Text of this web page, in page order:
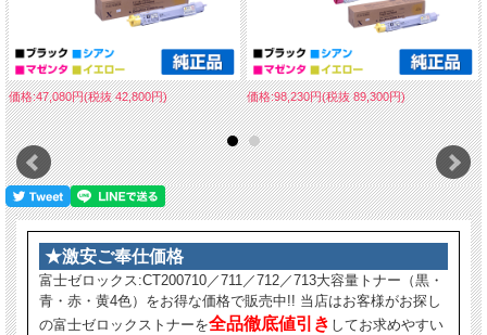
価格:47,080円(税抜 42,800円) 価格:98,230円(税抜 89,300円)
★激安ご奉仕価格
富士ゼロックス:CT200710／711／712／713大容量トナー（黒・
青・赤・黄4色）をお得な価格で販売中!! 当店はお客様がお探し
の富士ゼロックストナーを全品徹底値引き してお求めやすい